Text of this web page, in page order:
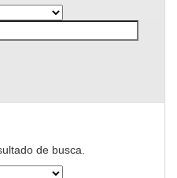
de busca.